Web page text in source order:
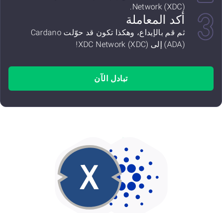
Network (XDC).
أكد المعاملة
ثم قم بالإيداع، وهكذا تكون قد حوّلت Cardano
(ADA) إلى XDC Network (XDC)!
تبادل الآن